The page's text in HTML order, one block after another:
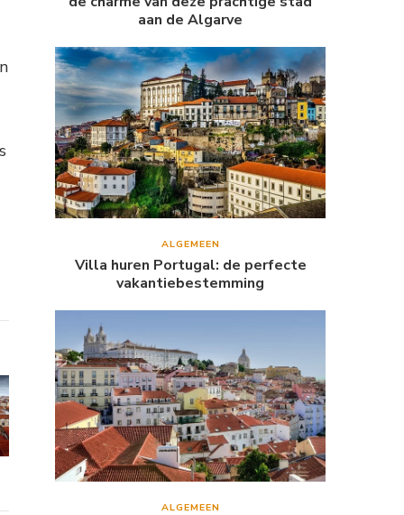
aan de Algarve
ALGEMEEN
Villa huren Portugal: de perfecte
vakantiebestemming
ALGEMEEN